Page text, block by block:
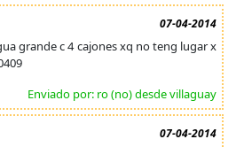
07-04-2014
grande c 4 cajones xq no teng lugar x
Enviado por: ro (no) desde villaguay
07-04-2014